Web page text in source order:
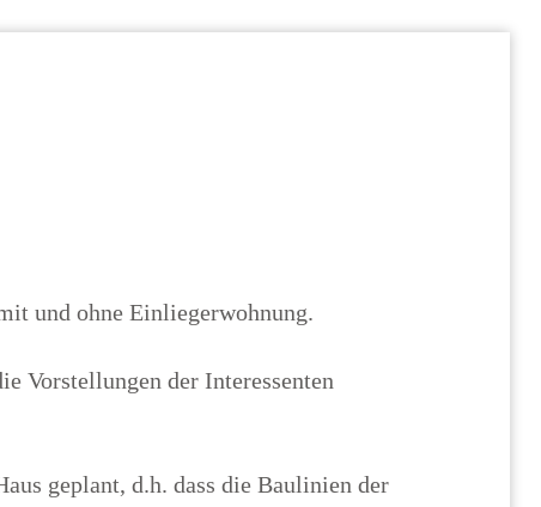
und ohne Einliegerwohnung.
Vorstellungen der Interessenten
geplant, d.h. dass die Baulinien der